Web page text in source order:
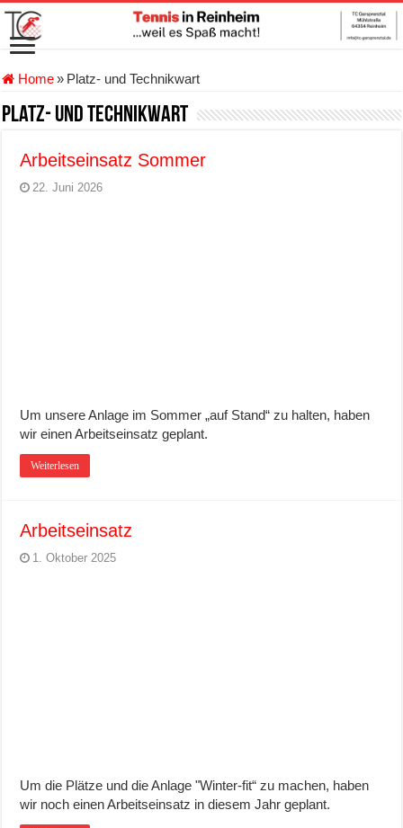
Home» Platz- und Technikwart
Platz- und Technikwart
Arbeitseinsatz Sommer
22. Juni 2026
Um unsere Anlage im Sommer „auf Stand“ zu halten, haben
wir einen Arbeitseinsatz geplant.
Weiterlesen
Arbeitseinsatz
1. Oktober 2025
Um die Plätze und die Anlage "Winter-fit“ zu machen, haben
wir noch einen Arbeitseinsatz in diesem Jahr geplant.